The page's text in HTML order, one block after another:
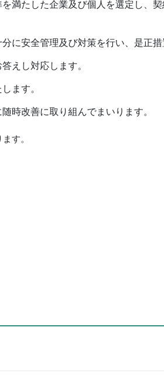
満たした企業及び個人を選定し、
に安全管理及び対策を行い、是正措
答えし対応します。
ます。
時改善に取り組んでまいります。
す。